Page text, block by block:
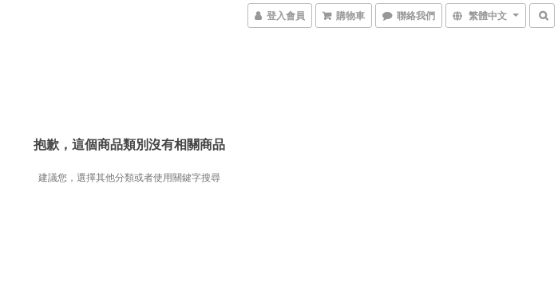
登入會員 購物車 聯絡我們 繁體中文
抱歉，這個商品類別沒有相關商品
建議您，選擇其他分類或者使用關鍵字搜尋